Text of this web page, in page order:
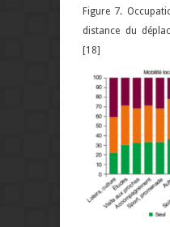
Figure 7.
distance du
[18]